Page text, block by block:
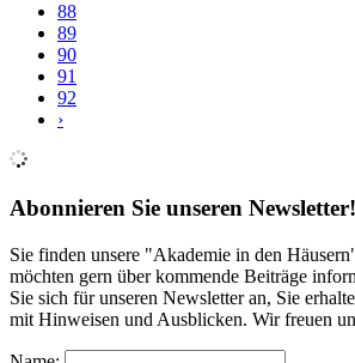
88
89
90
91
92
›
Abonnieren Sie unseren Newsletter!
Sie finden unsere "Akademie in den
möchten gern über kommende Beiträge
Sie sich für unseren Newsletter an, Sie
mit Hinweisen und Ausblicken. Wir freuen